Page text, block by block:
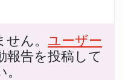
ん。 ユーザー
報告を投稿して